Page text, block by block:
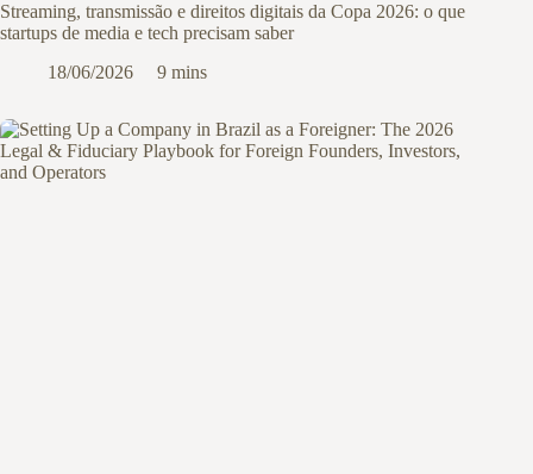
Streaming, transmissão e direitos digitais da Copa 2026: o que
startups de media e tech precisam saber
18/06/2026
9 mins